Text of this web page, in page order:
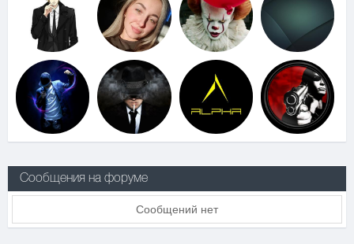
Сообщения на форуме
Сообщений нет